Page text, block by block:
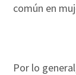
común en
Por lo